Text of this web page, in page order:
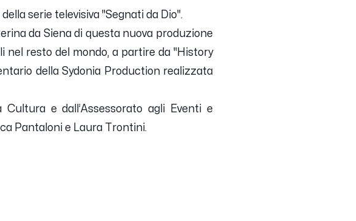
serie televisiva "Segnati da Dio".
da Siena di questa nuova produzione
nel resto del mondo, a partire da "History
della Sydonia Production realizzata
e dall’Assessorato agli Eventi e
Pantaloni e Laura Trontini.